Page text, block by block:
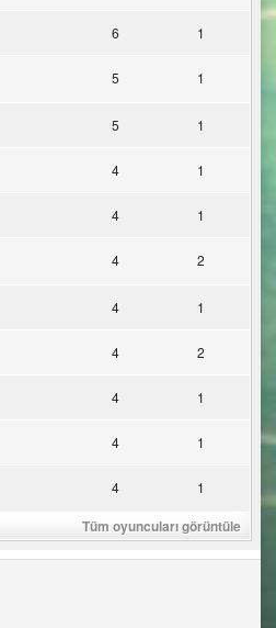
6 1
5 1
5 1
4 1
4 1
4 2
4 1
4 2
4 1
4 1
4 1
Tüm oyuncuları görüntüle